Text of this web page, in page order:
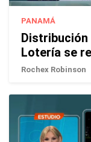
PANAMÁ
Distribución
Lotería se
Rochex Robinson